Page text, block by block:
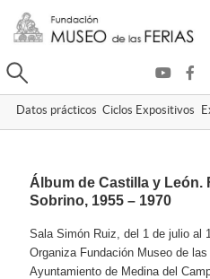
Buscar
Datos prácticos Ciclos Expositivos
Álbum de Castilla y León.
Sobrino, 1955 – 1970
Sala Simón Ruiz, del 1 de julio al
Organiza Fundación Museo de
Ayuntamiento de Medina del